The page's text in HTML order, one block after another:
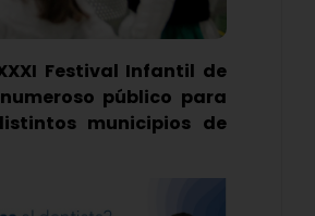
Festival Infantil de
público para
municipios de